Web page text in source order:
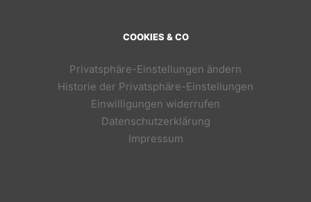
COOKIES & CO
Privatsphäre-Einstellungen ändern
Historie der Privatsphäre-Einstellungen
Einwilligungen widerrufen
Datenschutzerklärung
Impressum